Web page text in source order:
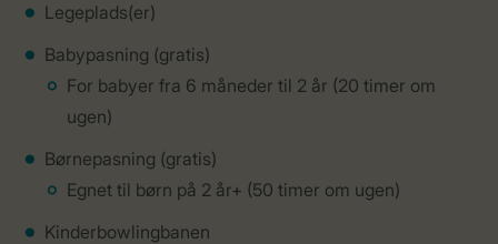
Legeplads(er)
Babypasning (gratis)
For babyer fra 6 måneder til 2 år (20 timer om
ugen)
Børnepasning (gratis)
Egnet til børn på 2 år+ (50 timer om ugen)
Kinderbowlingbanen